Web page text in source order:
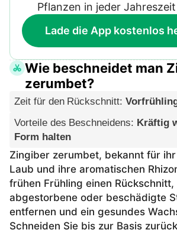
Pflanzen in jeder
Lade die App kostenlos
Wie beschneidet man
zerumbet?
Zeit für den Rückschnitt:
Vorteile des Beschneidens: Kräftig
Form halten
Zingiber zerumbet, bekannt für
Laub und ihre aromatischen
frühen Frühling einen Rückschnitt,
abgestorbene oder beschädigte
entfernen und ein gesundes
Schneiden Sie bis zur Basis